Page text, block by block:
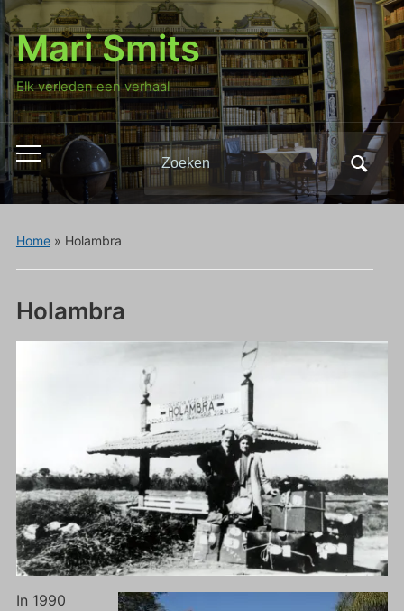
Mari Smits
Elk verleden een verhaal
Toggle
mobiel
menu
Zoeken
naar:
Home» Holambra
Holambra
In 1990